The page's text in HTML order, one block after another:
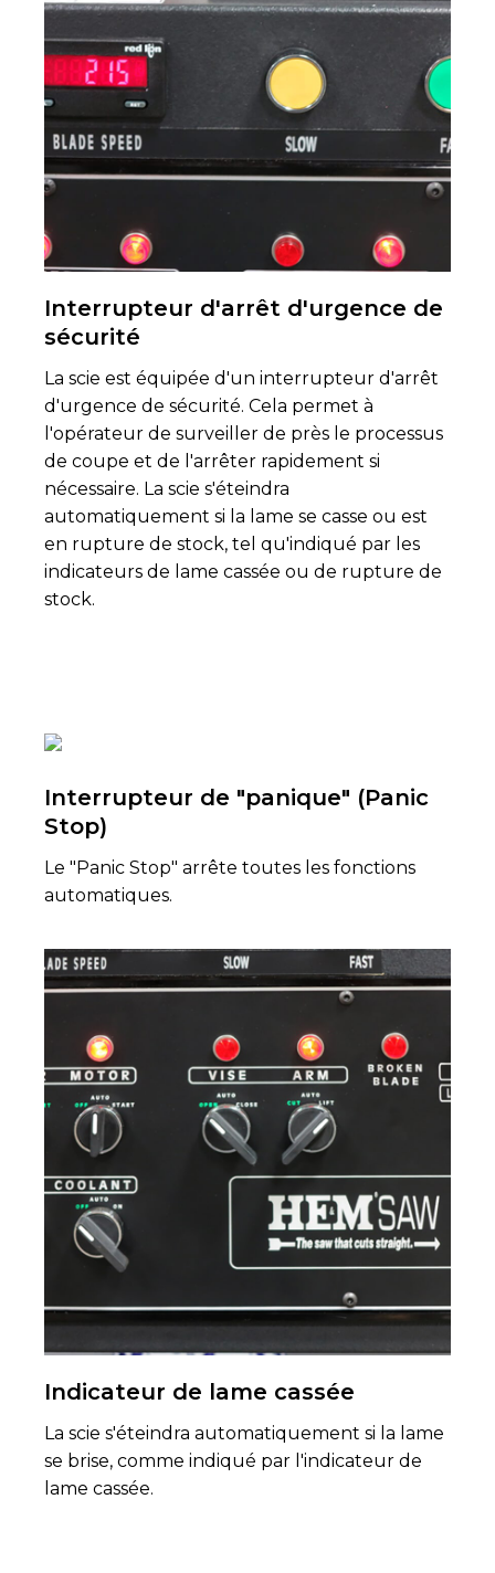
Interrupteur d'arrêt d'urgence de
sécurité
La scie est équipée d'un interrupteur d'arrêt
d'urgence de sécurité. Cela permet à
l'opérateur de surveiller de près le processus
de coupe et de l'arrêter rapidement si
nécessaire. La scie s'éteindra
automatiquement si la lame se casse ou est
en rupture de stock, tel qu'indiqué par les
indicateurs de lame cassée ou de rupture de
stock.
Interrupteur de "panique" (Panic
Stop)
Le "Panic Stop" arrête toutes les fonctions
automatiques.
Indicateur de lame cassée
La scie s'éteindra automatiquement si la lame
se brise, comme indiqué par l'indicateur de
lame cassée.